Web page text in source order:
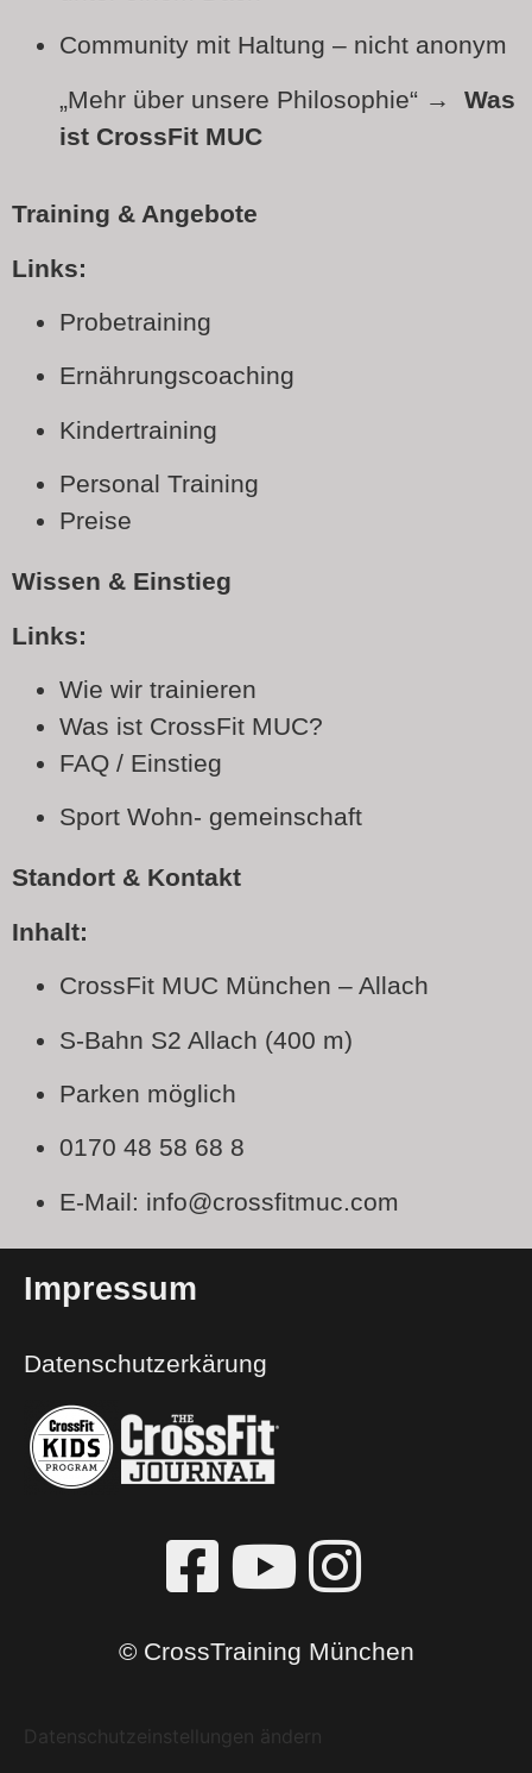
Community mit Haltung – nicht anonym
„Mehr über unsere Philosophie“ → Was
ist CrossFit MUC
Training & Angebote
Links:
Probetraining
Ernährungscoaching
Kindertraining
Personal Training
Preise
Wissen & Einstieg
Links:
Wie wir trainieren
Was ist CrossFit MUC?
FAQ / Einstieg
Sport Wohn- gemeinschaft
Standort & Kontakt
Inhalt:
CrossFit MUC München – Allach
S-Bahn S2 Allach (400 m)
Parken möglich
0170 48 58 68 8
E-Mail: info@crossfitmuc.com
Impressum
Datenschutzerkärung
© CrossTraining München
Datenschutzeinstellungen ändern